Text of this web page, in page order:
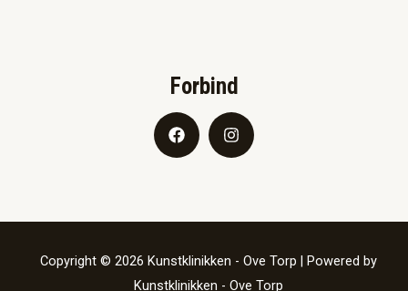
Forbind
Copyright © 2026 Kunstklinikken - Ove Torp | Powered by
Kunstklinikken - Ove Torp